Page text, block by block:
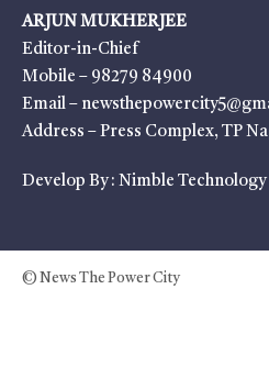
ARJUN MUKHERJEE
Editor-in-Chief
Mobile – 98279 84900
Email –
Address – Press Complex, TP
Develop By : Nimble Technology
© News The Power City